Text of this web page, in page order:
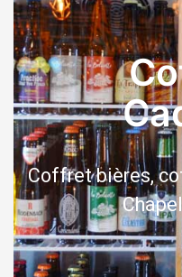
Coffret bières,